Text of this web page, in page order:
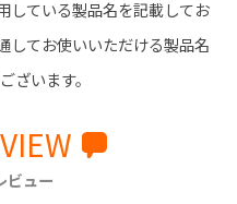
している製品名を記載してお
してお使いいただける製品名
ざいます。
ビュー